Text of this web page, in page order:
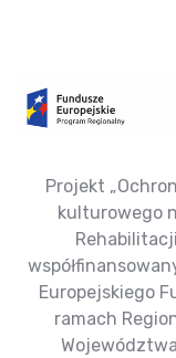
Projekt
kulturowego
Europejskiego
ramach